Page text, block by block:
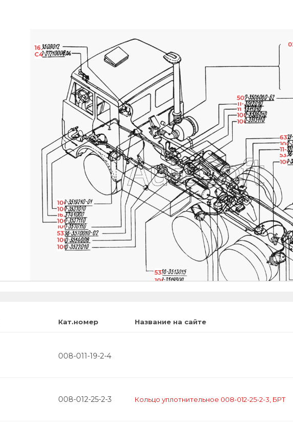
11-3512009
100-
С40-3721000-В.06
100-3519300
100-3570110
5336-3513015
100-3514008
16.3741000
5336-3570010-02
500-3506060-Б2
11.3511009
100-3519210-01
100-3515110
100-3522009
100-
11-
16.3509012
100-3537110
100-3537010
100-3536009
Кат.номер Название на сайте
008-011-19-2-4
008-012-25-2-3 Кольцо уплотнительное 008-012-25-2-3, БРТ